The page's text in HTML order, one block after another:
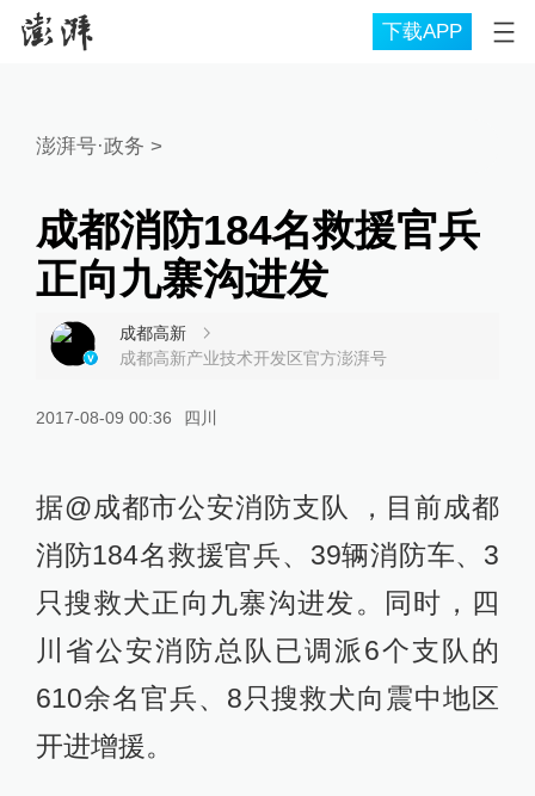
下载APP
澎湃号·政务 >
成都消防184名救援官兵
正向九寨沟进发
成都高新
成都高新产业技术开发区官方澎湃号
2017-08-09 00:36 四川
据@成都市公安消防支队 ，目前成都
消防184名救援官兵、39辆消防车、3
只搜救犬正向九寨沟进发。同时，四
川省公安消防总队已调派6个支队的
610余名官兵、8只搜救犬向震中地区
开进增援。 ​